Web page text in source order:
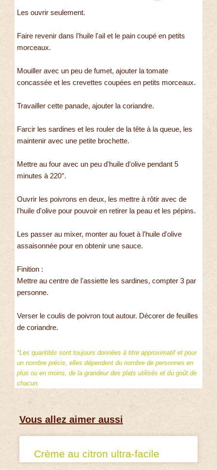
Les ouvrir seulement.
Faire revenir dans l'huile l'ail et le pain coupé en petits
morceaux.
Mouiller avec un peu de fumet, ajouter la tomate
concassée et les crevettes coupées en petits morceaux.
Travailler cette panade, ajouter la coriandre.
Farcir les sardines et les rouler de la tête à la queue, les
maintenir avec une petite brochette.
Mettre au four avec un peu d'huile d'olive pendant 5
minutes à 220°.
Ouvrir les poivrons en deux, les mettre à rôtir avec de
l'huile d'olive pour pouvoir en retirer la peau et les pépins.
Les passer au mixer, monter au fouet à l'huile d'olive
assaisonnée pour en obtenir une sauce.
Finition :
Mettre au centre de l'assiette les sardines, compter 3 par
personne.
Verser le coulis de poivron tout autour. Décorer de feuilles
de coriandre.
*Les quantités sont toujours données à titre approximatif et pour
un nombre précis, elles dépendent du nombre de personnes en
plus ou en moins, de la grandeur des plats utilisés et du goût de
chacun.
Vous allez aimer aussi
Crème au citron ultra-facile